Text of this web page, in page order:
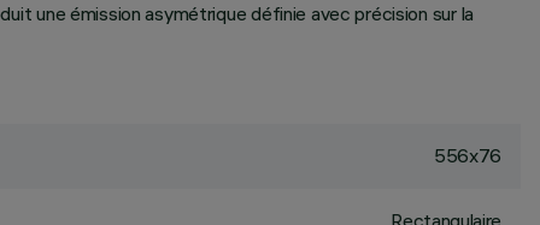
une émission asymétrique définie avec précision sur la
556x76
Rectangulaire